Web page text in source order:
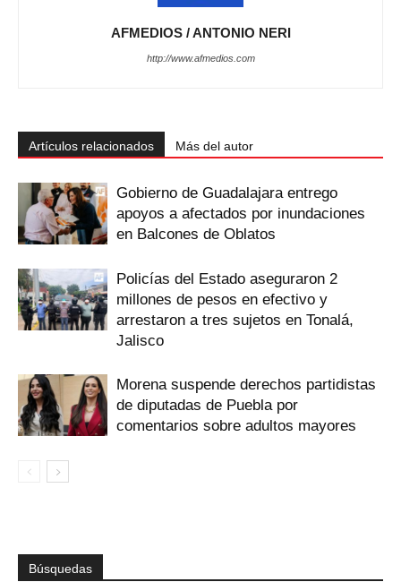
AFMEDIOS / ANTONIO NERI
http://www.afmedios.com
Artículos relacionados Más del autor
Gobierno de Guadalajara entrego
apoyos a afectados por inundaciones
en Balcones de Oblatos
Policías del Estado aseguraron 2
millones de pesos en efectivo y
arrestaron a tres sujetos en Tonalá,
Jalisco
Morena suspende derechos partidistas
de diputadas de Puebla por
comentarios sobre adultos mayores
Búsquedas